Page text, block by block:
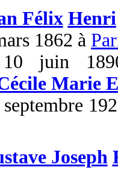
Félix Henri
1862 à
juin
Marie
Joseph